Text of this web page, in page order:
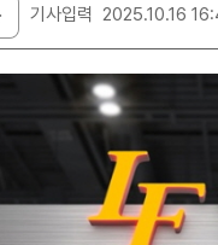
기사입력 2025.10.16